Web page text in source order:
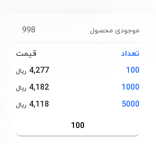
998 موجودی محصول
تعداد
قیمت
100
4,277 ریال
1000
4,182 ریال
5000
4,118 ریال